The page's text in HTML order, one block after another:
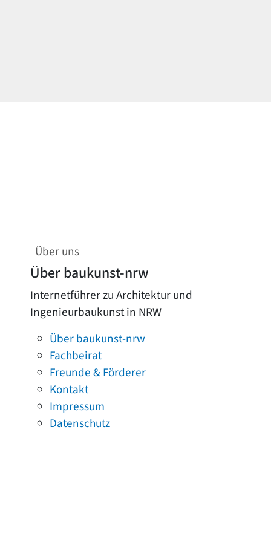
Über uns
Über baukunst-nrw
Internetführer zu Architektur und
Ingenieurbaukunst in NRW
Über baukunst-nrw
Fachbeirat
Freunde & Förderer
Kontakt
Impressum
Datenschutz